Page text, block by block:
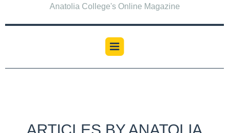
Anatolia College's Online Magazine
ARTICLES BY ANATOLIA